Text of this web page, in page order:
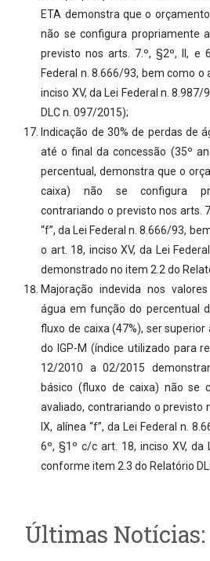
ETA demonstra que o
não se configura propriamente
previsto nos arts. 7.º, §2º, II, e
Federal n. 8.666/93, bem como o
inciso XV, da Lei Federal n.
DLC n. 097/2015);
Indicação de 30% de perdas de
até o final da concessão (35º
percentual, demonstra que o
caixa) não se configura
contrariando o previsto nos arts.
“f”, da Lei Federal n. 8.666/93,
o art. 18, inciso XV, da Lei
demonstrado no item 2.2 do
Majoração indevida nos
água em função do percentual
fluxo de caixa (47%), ser superior
do IGP-M (índice utilizado para
12/2010 a 02/2015
básico (fluxo de caixa) não se
avaliado, contrariando o previsto
IX, alínea “f”, da Lei Federal n.
6º, §1º c/c art. 18, inciso XV, da
conforme item 2.3 do Relatório
Últimas Notícias: